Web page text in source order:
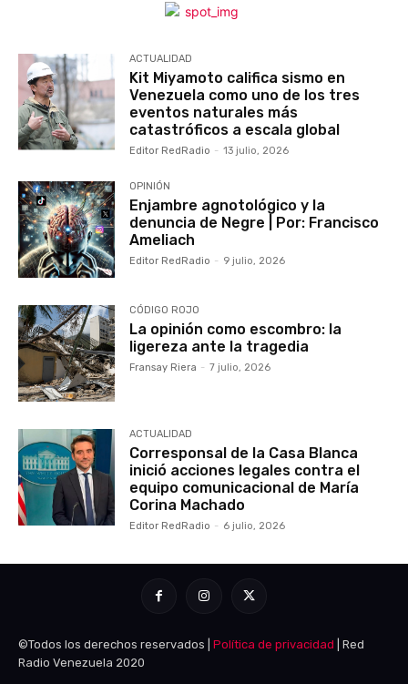
ACTUALIDAD
Kit Miyamoto califica sismo en
Venezuela como uno de los tres
eventos naturales más
catastróficos a escala global
Editor RedRadio - 13 julio, 2026
OPINIÓN
Enjambre agnotológico y la
denuncia de Negre | Por: Francisco
Ameliach
Editor RedRadio - 9 julio, 2026
CÓDIGO ROJO
La opinión como escombro: la
ligereza ante la tragedia
Fransay Riera - 7 julio, 2026
ACTUALIDAD
Corresponsal de la Casa Blanca
inició acciones legales contra el
equipo comunicacional de María
Corina Machado
Editor RedRadio - 6 julio, 2026
©Todos los derechos reservados | Política de privacidad | Red
Radio Venezuela 2020